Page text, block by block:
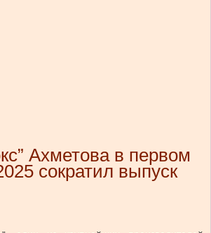
Ахметова в первом
сократил выпуск